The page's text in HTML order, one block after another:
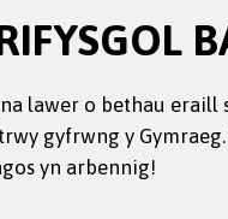
lawer o bethau
gyfrwng y
yn arbennig!